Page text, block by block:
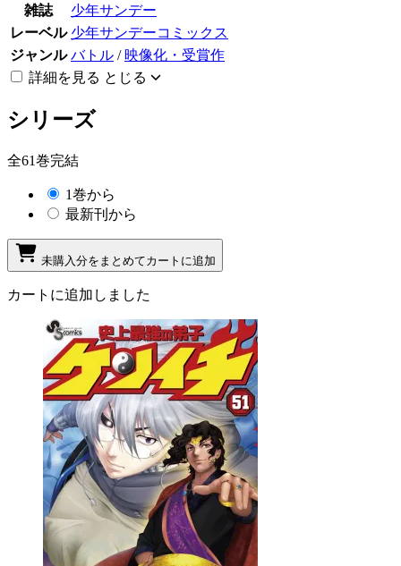
雑誌
少年サンデー
レーベル 少年サンデーコミックス
ジャンル バトル / 映像化・受賞作
詳細を見る とじる
シリーズ
全61巻完結
1巻から
最新刊から
未購入分をまとめてカートに追加
カートに追加しました